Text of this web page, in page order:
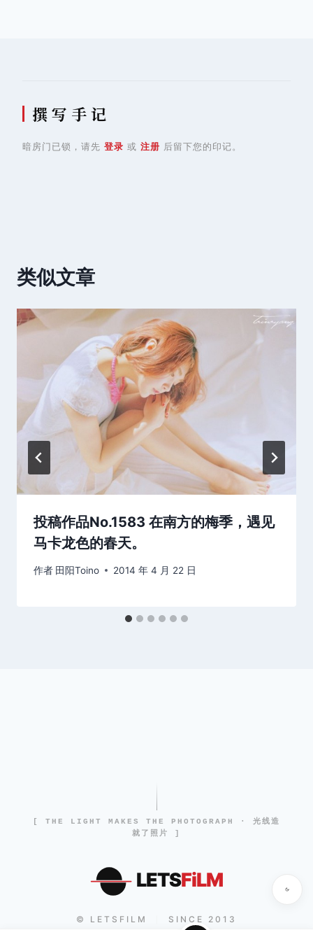
撰 写 手 记
暗房门已锁，请先 登录 或 注册 后留下您的印记。
类似文章
投稿作品No.1583 在南方的梅季，遇见
马卡龙色的春天。
作者 田阳Toino 2014 年 4 月 22 日
[ THE LIGHT MAKES THE PHOTOGRAPH · 光线造
就了照片 ]
LETSFiLM
© LETSFILM SINCE 2013